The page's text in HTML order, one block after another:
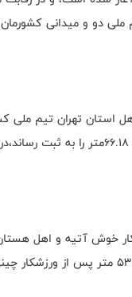
دو و میدانی
ورزشکار چینی که پرتابی به حد
آتیه و اهل هستان
اسلامی ایران با پرتابی به